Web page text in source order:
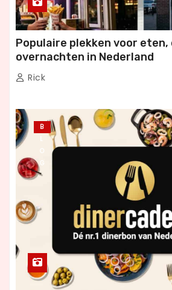
Populaire plekken voor eten,
overnachten in Nederland
Rick
B
L
O
G